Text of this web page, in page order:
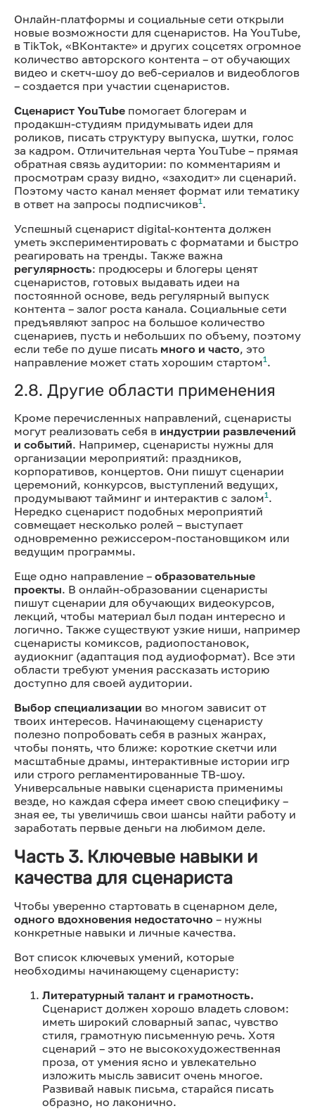
Онлайн-платформы и социальные сети открыли
новые возможности для сценаристов. На YouTube,
в TikTok, «ВКонтакте» и других соцсетях огромное
количество авторского контента – от обучающих
видео и скетч-шоу до веб-сериалов и видеоблогов
– создается при участии сценаристов.
Сценарист YouTube помогает блогерам и
продакшн-студиям придумывать идеи для
роликов, писать структуру выпуска, шутки, голос
за кадром. Отличительная черта YouTube – прямая
обратная связь аудитории: по комментариям и
просмотрам сразу видно, «заходит» ли сценарий.
Поэтому часто канал меняет формат или тематику
в ответ на запросы подписчиков1 .
Успешный сценарист digital-контента должен
уметь экспериментировать с форматами и быстро
реагировать на тренды. Также важна
регулярность: продюсеры и блогеры ценят
сценаристов, готовых выдавать идеи на
постоянной основе, ведь регулярный выпуск
контента – залог роста канала. Социальные сети
предъявляют запрос на большое количество
сценариев, пусть и небольших по объему, поэтому
если тебе по душе писать много и часто, это
направление может стать хорошим стартом1 .
2.8. Другие области применения
Кроме перечисленных направлений, сценаристы
могут реализовать себя в индустрии развлечений
и событий. Например, сценаристы нужны для
организации мероприятий: праздников,
корпоративов, концертов. Они пишут сценарии
церемоний, конкурсов, выступлений ведущих,
продумывают тайминг и интерактив с залом1 .
Нередко сценарист подобных мероприятий
совмещает несколько ролей – выступает
одновременно режиссером-постановщиком или
ведущим программы.
Еще одно направление – образовательные
проекты. В онлайн-образовании сценаристы
пишут сценарии для обучающих видеокурсов,
лекций, чтобы материал был подан интересно и
логично. Также существуют узкие ниши, например
сценаристы комиксов, радиопостановок,
аудиокниг (адаптация под аудиоформат). Все эти
области требуют умения рассказать историю
доступно для своей аудитории.
Выбор специализации во многом зависит от
твоих интересов. Начинающему сценаристу
полезно попробовать себя в разных жанрах,
чтобы понять, что ближе: короткие скетчи или
масштабные драмы, интерактивные истории игр
или строго регламентированные ТВ-шоу.
Универсальные навыки сценариста применимы
везде, но каждая сфера имеет свою специфику –
зная ее, ты увеличишь свои шансы найти работу и
заработать первые деньги на любимом деле.
Часть 3. Ключевые навыки и
качества для сценариста
Чтобы уверенно стартовать в сценарном деле,
одного вдохновения недостаточно – нужны
конкретные навыки и личные качества.
Вот список ключевых умений, которые
необходимы начинающему сценаристу:
Литературный талант и грамотность.
Сценарист должен хорошо владеть словом:
иметь широкий словарный запас, чувство
стиля, грамотную письменную речь. Хотя
сценарий – это не высокохудожественная
проза, от умения ясно и увлекательно
изложить мысль зависит очень многое.
Развивай навык письма, старайся писать
образно, но лаконично.